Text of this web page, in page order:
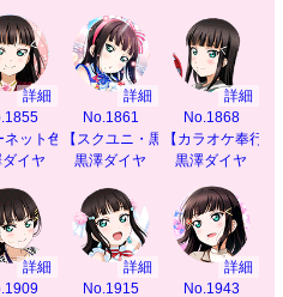
詳細
ネット色のドレス】
イヤ
詳細
No.1861
【スクユニ・黒澤ダイヤ】
黒澤ダイヤ
詳細
No.1868
【カラオケ奉行】
黒澤ダイヤ
詳細
詳細
No.1915
詳細
No.1943